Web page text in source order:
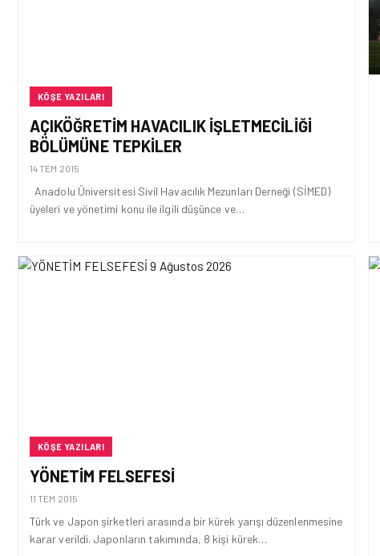
KÖŞE YAZILARI
AÇIKÖĞRETIM HAVACILIK İŞLETMECILIĞI
BÖLÜMÜNE TEPKILER
14 TEM 2015
Anadolu Üniversitesi Sivil Havacılık Mezunları Derneği (SİMED)
üyeleri ve yönetimi konu ile ilgili düşünce ve…
KÖŞE YAZILARI
YÖNETIM FELSEFESI
11 TEM 2015
Türk ve Japon şirketleri arasında bir kürek yarışı düzenlenmesine
karar verildi. Japonların takımında, 8 kişi kürek…